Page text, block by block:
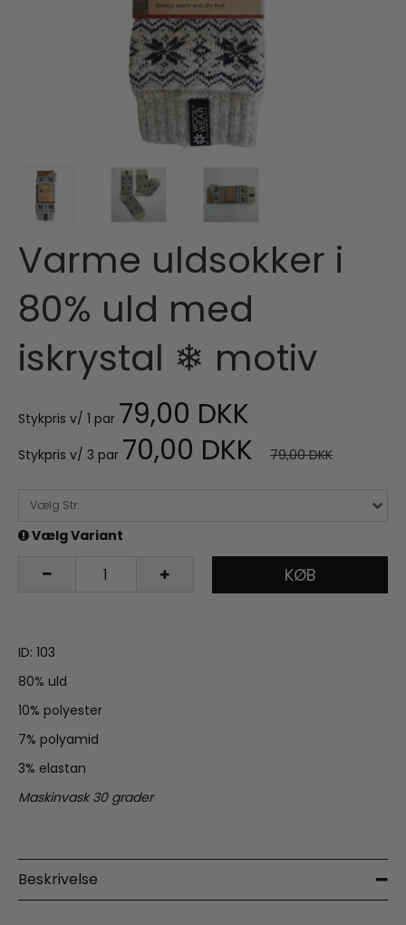
Varme uldsokker i
80% uld med
iskrystal ❄ motiv
Stykpris v/ 1 par 79,00 DKK
Stykpris v/ 3 par 70,00 DKK 79,00 DKK
Vælg Str.
Vælg Variant
KØB
ID: 103
80% uld
10% polyester
7% polyamid
3% elastan
Maskinvask 30 grader
Beskrivelse